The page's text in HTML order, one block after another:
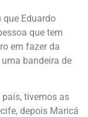
que Eduardo
que tem
em fazer da
bandeira de
país, tivemos as
depois Maricá